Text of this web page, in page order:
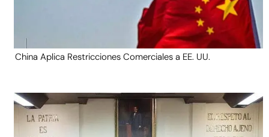
China Aplica Restricciones Comerciales a EE. UU.